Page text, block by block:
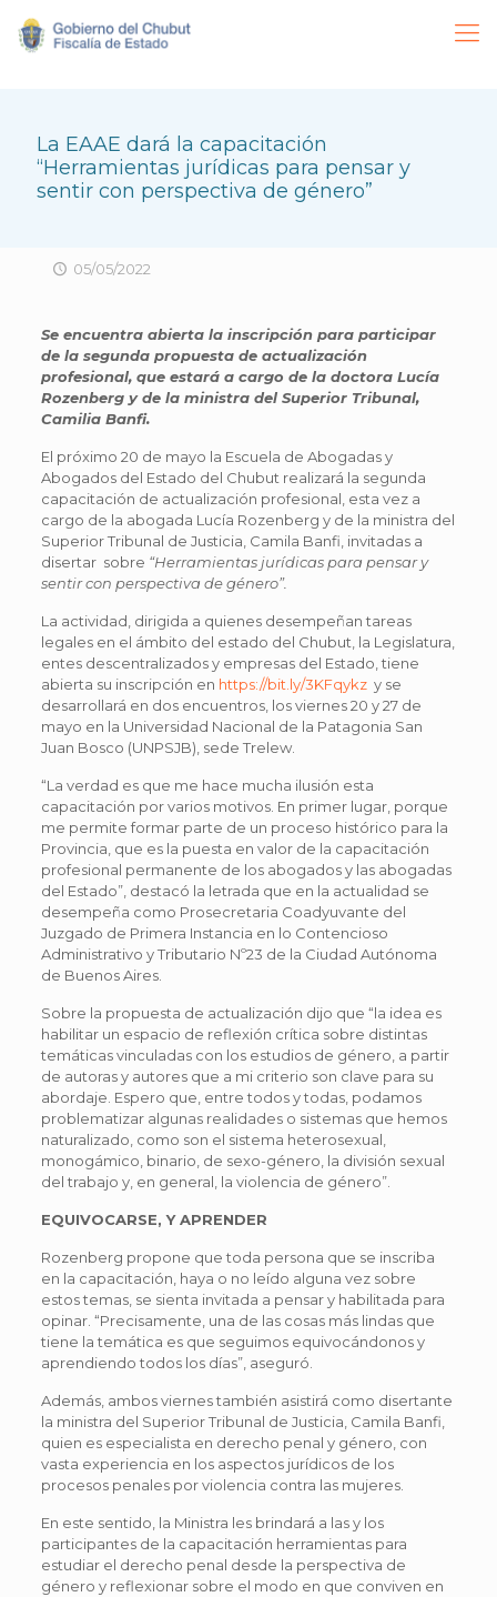
La EAAE dará la capacitación
“Herramientas jurídicas para pensar y
sentir con perspectiva de género”
05/05/2022
Se encuentra abierta la inscripción para participar
de la segunda propuesta de actualización
profesional, que estará a cargo de la doctora Lucía
Rozenberg y de la ministra del Superior Tribunal,
Camilia Banfi.
El próximo 20 de mayo la Escuela de Abogadas y
Abogados del Estado del Chubut realizará la segunda
capacitación de actualización profesional, esta vez a
cargo de la abogada Lucía Rozenberg y de la ministra del
Superior Tribunal de Justicia, Camila Banfi, invitadas a
disertar sobre “Herramientas jurídicas para pensar y
sentir con perspectiva de género”.
La actividad, dirigida a quienes desempeñan tareas
legales en el ámbito del estado del Chubut, la Legislatura,
entes descentralizados y empresas del Estado, tiene
abierta su inscripción en https://bit.ly/3KFqykzy se
desarrollará en dos encuentros, los viernes 20 y 27 de
mayo en la Universidad Nacional de la Patagonia San
Juan Bosco (UNPSJB), sede Trelew.
“La verdad es que me hace mucha ilusión esta
capacitación por varios motivos. En primer lugar, porque
me permite formar parte de un proceso histórico para la
Provincia, que es la puesta en valor de la capacitación
profesional permanente de los abogados y las abogadas
del Estado”, destacó la letrada que en la actualidad se
desempeña como Prosecretaria Coadyuvante del
Juzgado de Primera Instancia en lo Contencioso
Administrativo y Tributario Nº23 de la Ciudad Autónoma
de Buenos Aires.
Sobre la propuesta de actualización dijo que “la idea es
habilitar un espacio de reflexión crítica sobre distintas
temáticas vinculadas con los estudios de género, a partir
de autoras y autores que a mi criterio son clave para su
abordaje. Espero que, entre todos y todas, podamos
problematizar algunas realidades o sistemas que hemos
naturalizado, como son el sistema heterosexual,
monogámico, binario, de sexo-género, la división sexual
del trabajo y, en general, la violencia de género”.
EQUIVOCARSE, Y APRENDER
Rozenberg propone que toda persona que se inscriba
en la capacitación, haya o no leído alguna vez sobre
estos temas, se sienta invitada a pensar y habilitada para
opinar. “Precisamente, una de las cosas más lindas que
tiene la temática es que seguimos equivocándonos y
aprendiendo todos los días”, aseguró.
Además, ambos viernes también asistirá como disertante
la ministra del Superior Tribunal de Justicia, Camila Banfi,
quien es especialista en derecho penal y género, con
vasta experiencia en los aspectos jurídicos de los
procesos penales por violencia contra las mujeres.
En este sentido, la Ministra les brindará a las y los
participantes de la capacitación herramientas para
estudiar el derecho penal desde la perspectiva de
género y reflexionar sobre el modo en que conviven en